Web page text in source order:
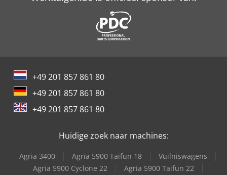
Valtra T152 Direct
Valtra T162 Eco Direct
Valtra T182 Direct
Valtra T191 Advance
+49 201 857 861 80
+49 201 857 861 80
+49 201 857 861 80
Huidige zoek naar machines:
Agria 3400 Agria 5900 Taifun 18
Vuilniswagens
Agria 5900 Cyclone 22
Agria 5900 Taifun 22